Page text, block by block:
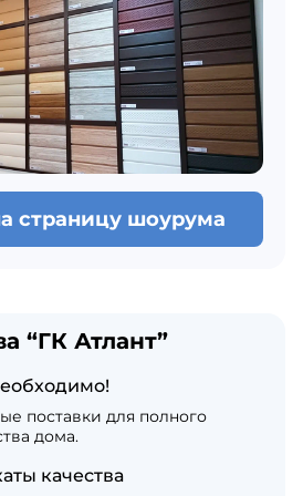
страницу шоурума
“ГК Атлант”
поставки для полного
дома.
качества